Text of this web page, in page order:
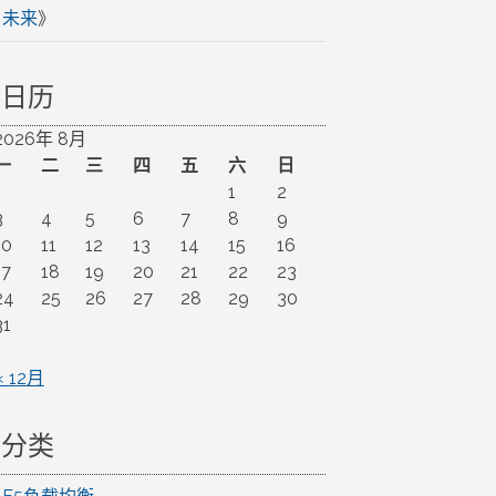
未来》
日历
年 8月
二 三 四 五 六
日
1
2
4 5 6 7 8
9
11 12 13 14 15
16
18 19 20 21 22
23
25 26 27 28 29
30
12月
分类